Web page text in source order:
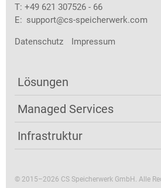
T: +49 621 307526 - 66
E: support@cs-speicherwerk.com
Datenschutz Impressum
Lösungen
Managed Services
Infrastruktur
© 2015–2026 CS Speicherwerk GmbH. Alle